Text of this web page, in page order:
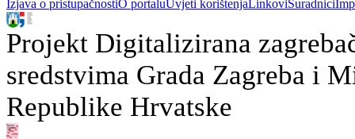
Izjava o pristupačnostiO portaluUvjeti korištenjaLinkoviSuradnici
Projekt Digitalizirana
sredstvima Grada Zagreba i
Republike Hrvatske